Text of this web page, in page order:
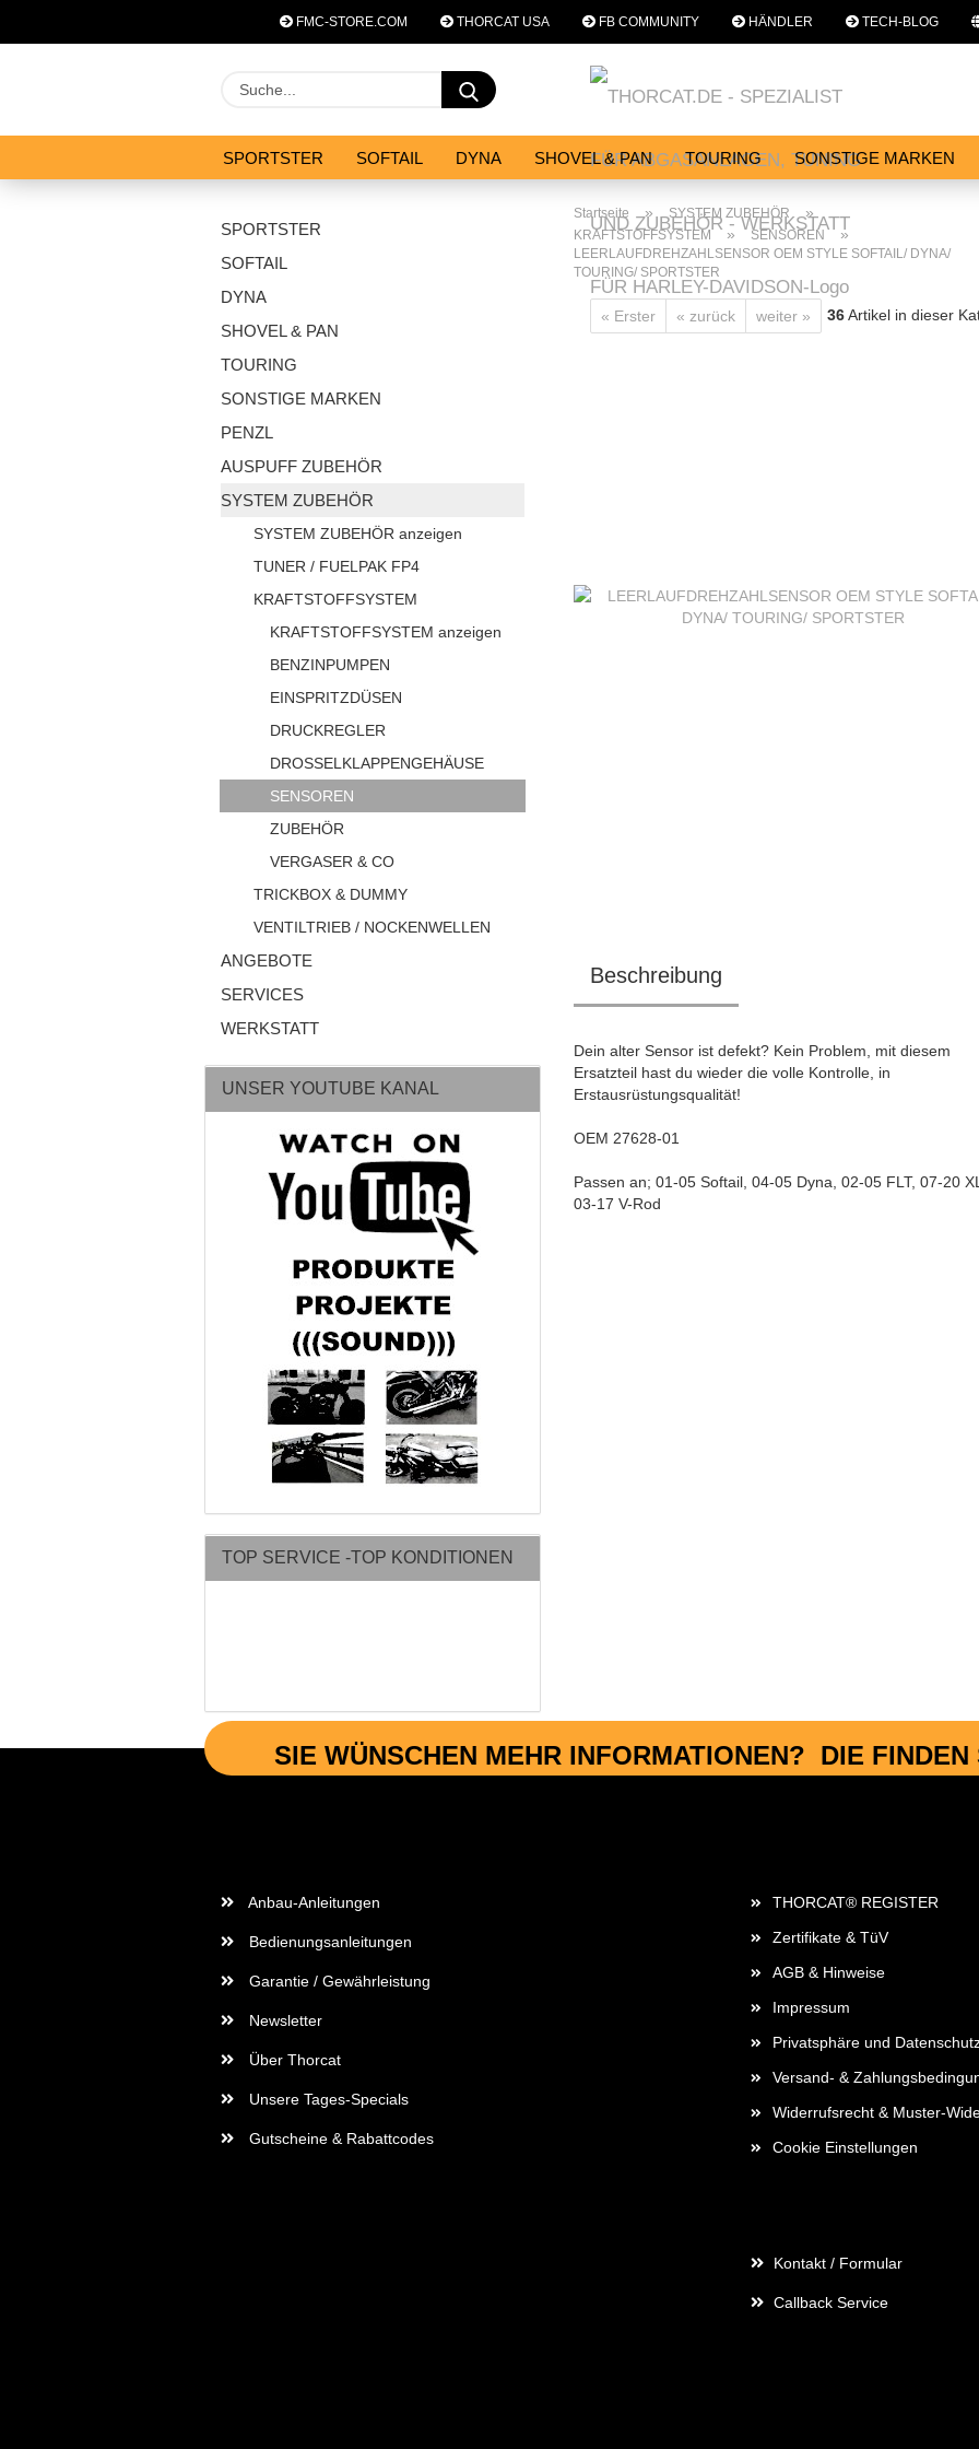
FMC-STORE.COM THORCAT USA FB COMMUNITY HÄNDLER TECH-BLOG
Konto erstellen
Suche...
SPORTSTER SOFTAIL DYNA SHOVEL & PAN TOURING SONSTIGE MARKEN
Startseite » SYSTEM ZUBEHÖR »
KRAFTSTOFFSYSTEM » SENSOREN »
LEERLAUFDREHZAHLSENSOR OEM STYLE SOFTAIL/ DYNA/
TOURING/ SPORTSTER
« Erster « zurück weiter » 36Artikel in dieser
Beschreibung
Dein alter Sensor ist defekt? Kein Problem, mit diesem
Ersatzteil hast du wieder die volle Kontrolle, in
Erstausrüstungsqualität!
OEM 27628-01
Passen an; 01-05 Softail, 04-05 Dyna, 02-05 FLT, 07-20
03-17 V-Rod
SPORTSTER
SOFTAIL
DYNA
SHOVEL & PAN
TOURING
SONSTIGE MARKEN
PENZL
AUSPUFF ZUBEHÖR
SYSTEM ZUBEHÖR
SYSTEM ZUBEHÖR anzeigen
TUNER / FUELPAK FP4
KRAFTSTOFFSYSTEM
KRAFTSTOFFSYSTEM anzeigen
BENZINPUMPEN
EINSPRITZDÜSEN
DRUCKREGLER
DROSSELKLAPPENGEHÄUSE
SENSOREN
ZUBEHÖR
VERGASER & CO
TRICKBOX & DUMMY
VENTILTRIEB / NOCKENWELLEN
ANGEBOTE
SERVICES
WERKSTATT
UNSER YOUTUBE KANAL
TOP SERVICE -TOP KONDITIONEN
SIE WÜNSCHEN MEHR INFORMATIONEN? DIE FINDEN
Anbau-Anleitungen
Bedienungsanleitungen
Garantie / Gewährleistung
Newsletter
Über Thorcat
Unsere Tages-Specials
Gutscheine & Rabattcodes
THORCAT® REGISTER
Zertifikate & TüV
AGB & Hinweise
Impressum
Privatsphäre und
Versand- &
Widerrufsrecht & Muster-
Cookie Einstellungen
Kontakt / Formular
Callback Service